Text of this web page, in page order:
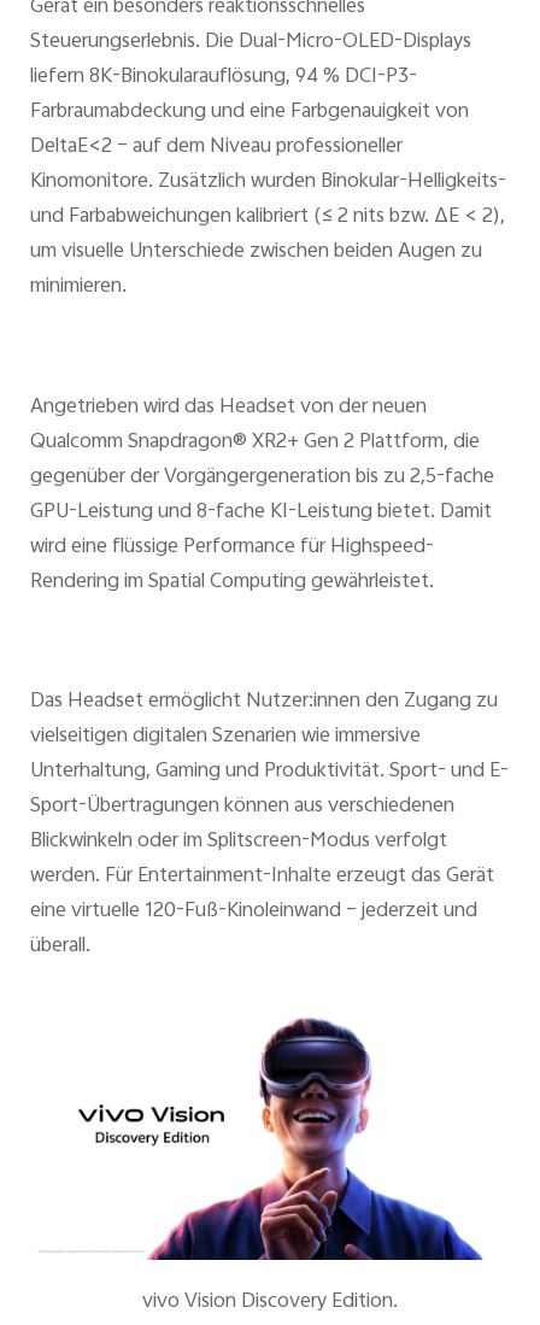
Gerät ein besonders reaktionsschnelles
Steuerungserlebnis. Die Dual-Micro-OLED-Displays
liefern 8K-Binokularauflösung, 94 % DCI-P3-
Farbraumabdeckung und eine Farbgenauigkeit von
DeltaE<2 – auf dem Niveau professioneller
Kinomonitore. Zusätzlich wurden Binokular-Helligkeits-
und Farbabweichungen kalibriert (≤ 2 nits bzw. ΔE < 2),
um visuelle Unterschiede zwischen beiden Augen zu
minimieren.
Angetrieben wird das Headset von der neuen
Qualcomm Snapdragon® XR2+ Gen 2 Plattform, die
gegenüber der Vorgängergeneration bis zu 2,5-fache
GPU-Leistung und 8-fache KI-Leistung bietet. Damit
wird eine flüssige Performance für Highspeed-
Rendering im Spatial Computing gewährleistet.
Das Headset ermöglicht Nutzer:innen den Zugang zu
vielseitigen digitalen Szenarien wie immersive
Unterhaltung, Gaming und Produktivität. Sport- und E-
Sport-Übertragungen können aus verschiedenen
Blickwinkeln oder im Splitscreen-Modus verfolgt
werden. Für Entertainment-Inhalte erzeugt das Gerät
eine virtuelle 120-Fuß-Kinoleinwand – jederzeit und
überall.
vivo Vision Discovery Edition.